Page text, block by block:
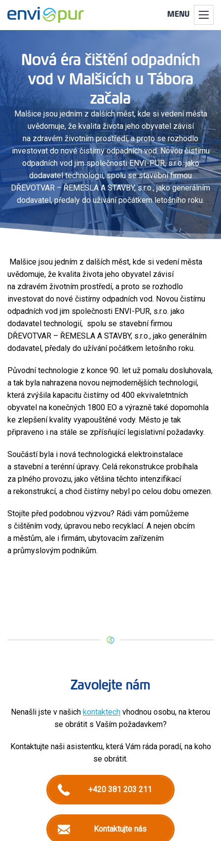
MENU
Nová éra čištění odpadních
vod v Malšicích u Tábora
začala
Malšice jsou jedním z dalších měst, kde si vedení města
uvědomuje, že kvalita života jeho obyvatel závisí
na zdravém životním prostředí, a proto se rozhodlo
investovat do nové čistírny odpadních vod. Novou čistírnu
odpadních vod jim společnosti ENVI-PUR, s.r.o. jako
dodavatel technologií, spolu se stavební firmou
DŘEVOTVAR – ŘEMESLA A STAVBY, s.r.o., jako generálním
dodavatel, předaly do užívání počátkem letošního roku.
Malšice jsou jedním z dalších měst, kde si vedení města
uvědomuje, že kvalita života jeho obyvatel závisí
na zdravém životním prostředí, a proto se rozhodlo
investovat do nové čistírny odpadních vod. Novou čistírnu
odpadních vod jim společnosti ENVI-PUR, s.r.o. jako
dodavatel technologií, spolu se stavební firmou
DŘEVOTVAR – ŘEMESLA A STAVBY, s.r.o., jako generálním
dodavatel, předaly do užívání počátkem letošního roku.
Původní technologie z konce 90. let už pomalu dosluhovala,
a tak byla nahrazena novou nejmodernějších technologií,
která zvýšila kapacitu čistírny od 400 ekvivaletntních
obyvatel na konečných 1800 EO a výrazně také dopomohla
ke zlepšení kvality vyapouštěné vody. Město je tak
připraveno i na stále se zpřísňující legislativní požadavky.
Součástí byla i nová technologická elektroinstalace
a stavební a terénní úpravy. Celá rekonstrukce probíhala
za plného provozu, jako většina těchto intenzifikací
a rekonstrukcí, a chod čistírny nebyl po celou dobu omezen.
Stojíte před podobnou výzvou? Rádi vám pomůžeme
s čištěním vody, úpravou nebo recyklací. A nejen obcím
a městům, ale i firmám, ubytovacím zařízením
a průmyslovým podnikům.
Zavolejte nám
Nenašli jste v našich kontaktech vhodnou osobu, na kterou
se obrátit s Vaším požadavkem?
Kontaktujte naši asistentku, která Vám ráda poradí, na koho
se obrátit.
+420 381 203 211
Kontaktujte nás